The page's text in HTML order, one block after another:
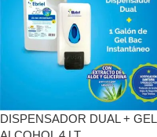
DISPENSADOR DUAL + GEL